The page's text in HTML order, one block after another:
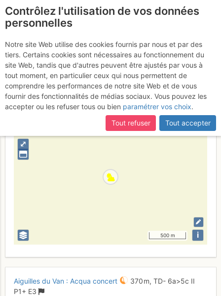
Aiguilles du Van : Acqua
concert
Dimanche 30 juillet 2017
France Haute-Savoie Haut Giffre - Aiguilles Rouges - Fiz
⤢
500 m i
Aiguilles du Van : Acqua concert 370 m, TD- 6a>5c II
P1+ E3
Contrôlez l'utilisation de vos données
personnelles
Notre site Web utilise des cookies fournis par nous et par des
tiers. Certains cookies sont nécessaires au fonctionnement du
site Web, tandis que d'autres peuvent être ajustés par vous à
tout moment, en particulier ceux qui nous permettent de
comprendre les performances de notre site Web et de vous
fournir des fonctionnalités de médias sociaux. Vous pouvez les
accepter ou les refuser tous ou bien paramétrer vos choix.
Tout refuser
Tout accepter